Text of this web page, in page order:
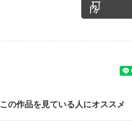
この作品を見ている人にオススメ